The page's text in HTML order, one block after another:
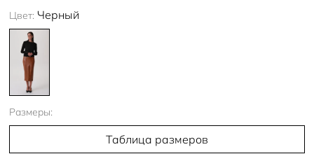
Цвет: Черный
Размеры:
Таблица размеров